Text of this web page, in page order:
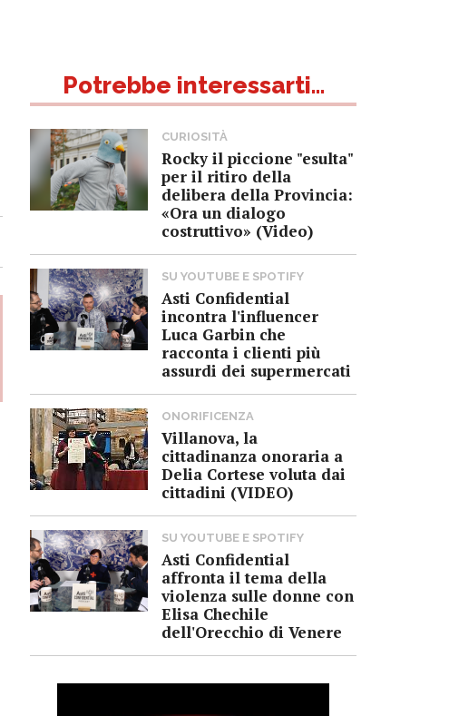
Potrebbe interessarti...
CURIOSITÀ
Rocky il piccione "esulta"
per il ritiro della
delibera della Provincia:
«Ora un dialogo
costruttivo» (Video)
SU YOUTUBE E SPOTIFY
Asti Confidential
incontra l'influencer
Luca Garbin che
racconta i clienti più
assurdi dei supermercati
ONORIFICENZA
Villanova, la
cittadinanza onoraria a
Delia Cortese voluta dai
cittadini (VIDEO)
SU YOUTUBE E SPOTIFY
Asti Confidential
affronta il tema della
violenza sulle donne con
Elisa Chechile
dell'Orecchio di Venere